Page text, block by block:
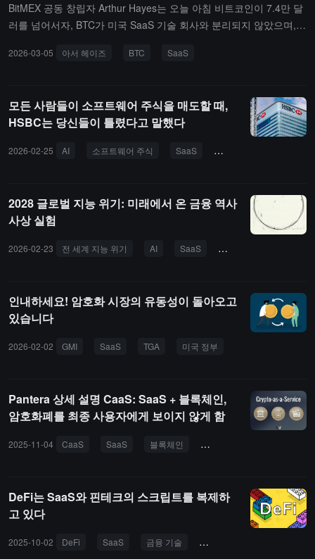
BitMEX 공동 창립자 Arthur Hayes는 오늘 아침 비트코인이 7.4만 달
러를 넘어서자, BTC가 미국 SaaS 기술 회사와 분리되지 않았으며,
직 완전히 위험에서 벗어나지 않았으니 인내심을 유지해야 합니다.죽
하락하거나 심지어 새로운 저점을 기록하게 됩니다.
2026-03-05 아서 헤이즈 BTC SaaS
모든 사람들이 소프트웨어 주식을 매도할 때,
HSBC는 당신들이 틀렸다고 말했다
2026-02-25 AI 소프트웨어 주식 SaaS HSBC
2028 글로벌 지능 위기: 미래에서 온 금융 역사
사상 실험
2026-02-23 전 세계 지능 위기 AI SaaS 소비 경제
인내하세요! 암호화 시장의 유동성이 돌아오고
있습니다
2026-02-02 GMI SaaS TGA 미국 정부
Pantera 상세 설명 CaaS: SaaS + 블록체인,
암호화폐를 최종 사용자에게 보이지 않게 함
2025-11-04 CaaS SaaS 블록체인 암호화폐
DeFi는 SaaS와 핀테크의 스크립트를 복제하
고 있다
2025-10-02 DeFi SaaS 금융 기술 Uniswap